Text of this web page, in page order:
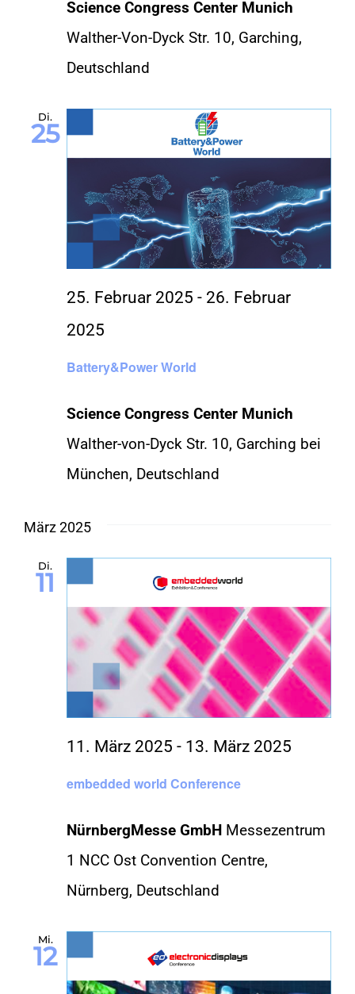
Science Congress Center Munich
Walther-Von-Dyck Str. 10, Garching,
Deutschland
Di.
25
Battery&Power World
25. Februar 2025 - 26. Februar
2025
Science Congress Center Munich
Walther-von-Dyck Str. 10, Garching bei
München, Deutschland
März 2025
Di.
11
embedded world Conference
11. März 2025 - 13. März 2025
NürnbergMesse GmbH Messezentrum
1 NCC Ost Convention Centre,
Nürnberg, Deutschland
Mi.
12